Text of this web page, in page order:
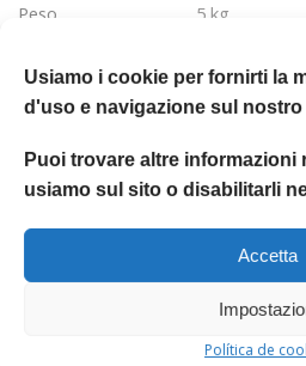
Usiamo i cookie per fornirti la
d'uso e navigazione sul nostro
Puoi trovare altre
usiamo sul sito o disabilitarli
Accetta
Política de
Peso 5 kg
Tipo Cane,Gatto
Cuscino gonfiabile Blow